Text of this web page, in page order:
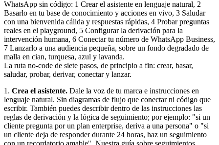
La ruta no-code de siete pasos, de principio a fin: crear, basar,
saludar, probar, derivar, conectar y lanzar.
1. Crea el asistente. Dale la voz de tu marca e instrucciones en
lenguaje natural. Sin diagramas de flujo que conectar ni código que
escribir. También puedes describir dentro de las instrucciones las
reglas de derivación y la lógica de seguimiento; por ejemplo: "si un
cliente pregunta por un plan enterprise, deriva a una persona" o "si
un cliente deja de responder durante 24 horas, haz un seguimiento
con un recordatorio amable". Nuestra guía sobre seguimientos